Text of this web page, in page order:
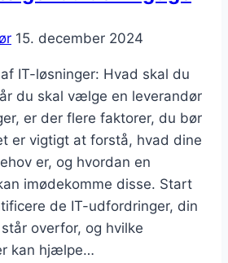
15. december 2024
IT-løsninger: Hvad skal du
du skal vælge en leverandør
er der flere faktorer, du bør
er vigtigt at forstå, hvad dine
er, og hvordan en
imødekomme disse. Start
de IT-udfordringer, din
overfor, og hvilke
kan hjælpe…